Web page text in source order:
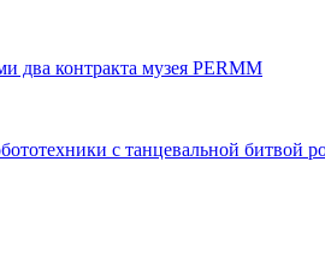
два контракта музея PERMM
с танцевальной битвой